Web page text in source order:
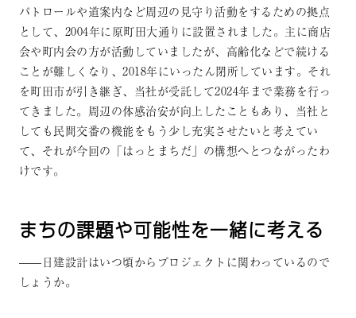
パトロールや道案内など周辺の見守り活動をするための拠点
として、2004年に原町田大通りに設置されました。主に商店
会や町内会の方が活動していましたが、高齢化などで続ける
ことが難しくなり、2018年にいったん閉所しています。それ
を町田市が引き継ぎ、当社が受託して2024年まで業務を行っ
てきました。周辺の体感治安が向上したこともあり、当社と
しても民間交番の機能をもう少し充実させたいと考えてい
て、それが今回の「はっとまちだ」の構想へとつながったわ
けです。
まちの課題や可能性を一緒に考える
——日建設計はいつ頃からプロジェクトに関わっているので
しょうか。